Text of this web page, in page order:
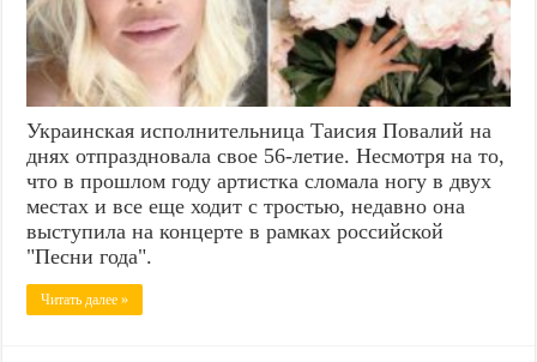
Украинская исполнительница Таисия Повалий на
днях отпраздновала свое 56-летие. Несмотря на то,
что в прошлом году артистка сломала ногу в двух
местах и все еще ходит с тростью, недавно она
выступила на концерте в рамках российской
"Песни года".
Читать далее »